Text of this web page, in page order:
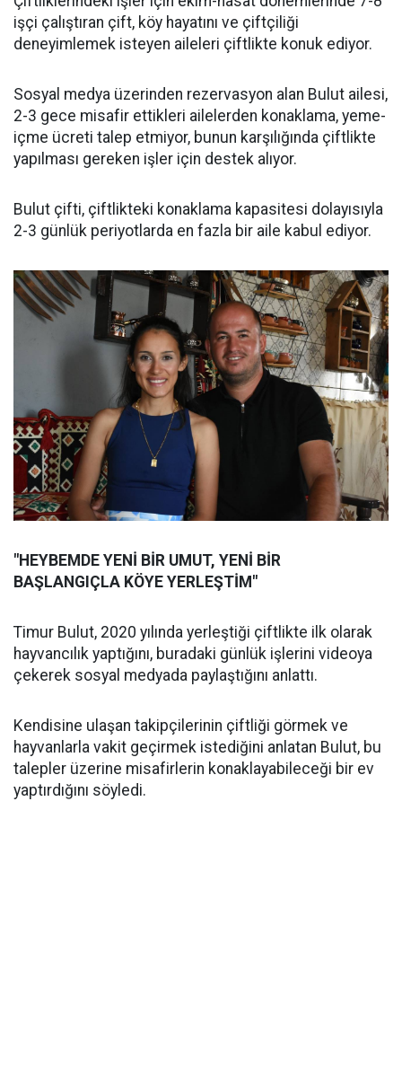
işçi çalıştıran çift, köy hayatını ve çiftçiliği
deneyimlemek isteyen aileleri çiftlikte konuk ediyor.
Sosyal medya üzerinden rezervasyon alan Bulut ailesi,
2-3 gece misafir ettikleri ailelerden konaklama, yeme-
içme ücreti talep etmiyor, bunun karşılığında çiftlikte
yapılması gereken işler için destek alıyor.
Bulut çifti, çiftlikteki konaklama kapasitesi dolayısıyla
2-3 günlük periyotlarda en fazla bir aile kabul ediyor.
"HEYBEMDE YENİ BİR UMUT, YENİ BİR
BAŞLANGIÇLA KÖYE YERLEŞTİM"
Timur Bulut, 2020 yılında yerleştiği çiftlikte ilk olarak
hayvancılık yaptığını, buradaki günlük işlerini videoya
çekerek sosyal medyada paylaştığını anlattı.
Kendisine ulaşan takipçilerinin çiftliği görmek ve
hayvanlarla vakit geçirmek istediğini anlatan Bulut, bu
talepler üzerine misafirlerin konaklayabileceği bir ev
yaptırdığını söyledi.